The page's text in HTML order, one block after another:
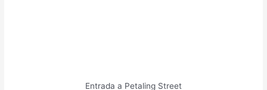
Entrada a Petaling Street